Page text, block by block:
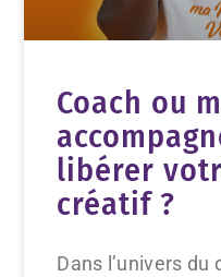
Coach ou
libérer
créatif ?
Dans l’univers